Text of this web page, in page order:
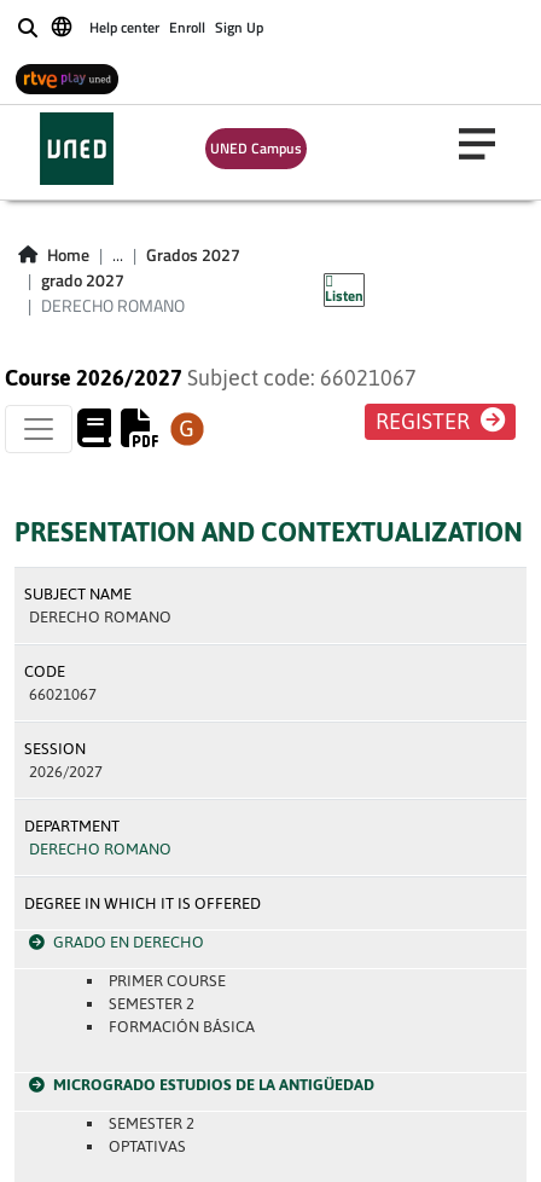
BuscarHelp center Enroll Sign Up
UNED Campus
Home ...
Grados 2027
grado 2027
DERECHO ROMANO
Listen
DERECHO ROMANO
Course 2026/2027 Subject code: 66021067
REGISTER
PRESENTATION AND CONTEXTUALIZATION
SUBJECT NAME
DERECHO ROMANO
CODE
66021067
SESSION
2026/2027
DEPARTMENT
DERECHO ROMANO
DEGREE IN WHICH IT IS OFFERED
GRADO EN DERECHO
PRIMER COURSE
SEMESTER 2
FORMACIÓN BÁSICA
MICROGRADO ESTUDIOS DE LA ANTIGÜEDAD
SEMESTER 2
OPTATIVAS